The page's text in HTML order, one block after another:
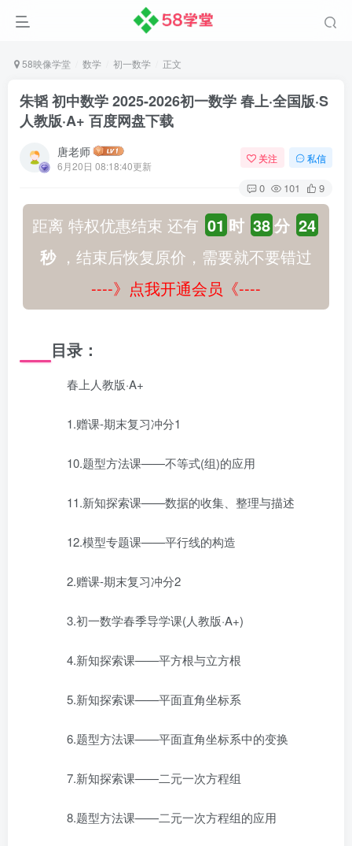
58映像学堂 数学 初一数学 正文
朱韬 初中数学 2025-2026初一数学 春上·全国版·S
人教版·A+ 百度网盘下载
唐老师
6月20日 08:18:40更新
关注 私信
0 101 9
距离 特权优惠结束 还有 01 时 38分 24
秒，结束后恢复原价，需要就不要错过
----》点我开通会员《----
目录：
春上人教版·A+
1.赠课-期末复习冲分1
10.题型方法课——不等式(组)的应用
11.新知探索课——数据的收集、整理与描述
12.模型专题课——平行线的构造
2.赠课-期末复习冲分2
3.初一数学春季导学课(人教版·A+)
4.新知探索课——平方根与立方根
5.新知探索课——平面直角坐标系
6.题型方法课——平面直角坐标系中的变换
7.新知探索课——二元一次方程组
8.题型方法课——二元一次方程组的应用